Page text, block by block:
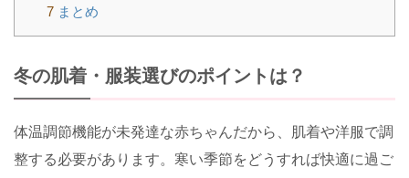
7 まとめ
冬の肌着・服装選びのポイントは？
体温調節機能が未発達な赤ちゃんだから、肌着や洋服で調
整する必要があります。寒い季節をどうすれば快適に過ご